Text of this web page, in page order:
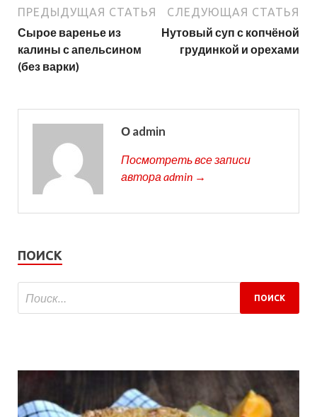
ПРЕДЫДУЩАЯ СТАТЬЯ
Сырое варенье из
калины с апельсином
(без варки)
СЛЕДУЮЩАЯ СТАТЬЯ
Нутовый суп с копчёной
грудинкой и орехами
О admin
Посмотреть все записи
автора admin →
ПОИСК